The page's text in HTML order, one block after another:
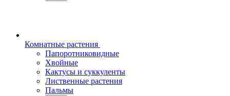
Комнатные растения
Папоротниковидные
Хвойные
Кактусы и суккуленты
Лиственные растения
Пальмы